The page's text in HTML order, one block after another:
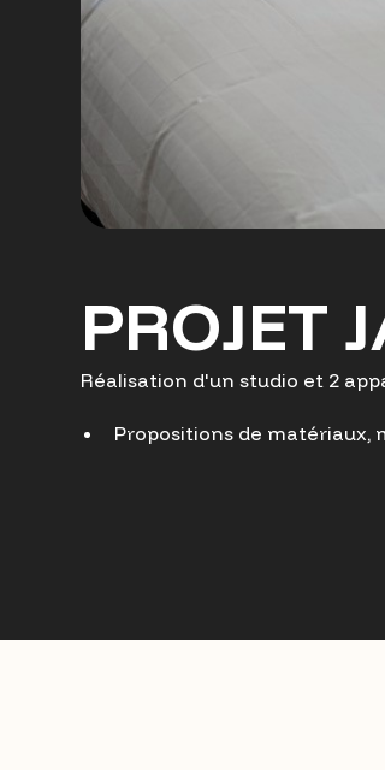
PROJET
Réalisation d'un studio et 2
Propositions de matériaux,